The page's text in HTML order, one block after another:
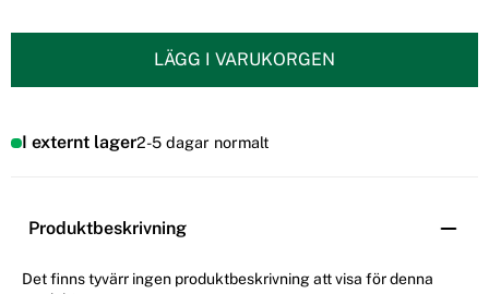
LÄGG I VARUKORGEN
I externt lager2-5 dagar normalt
Produktbeskrivning
Det finns tyvärr ingen produktbeskrivning att visa för denna